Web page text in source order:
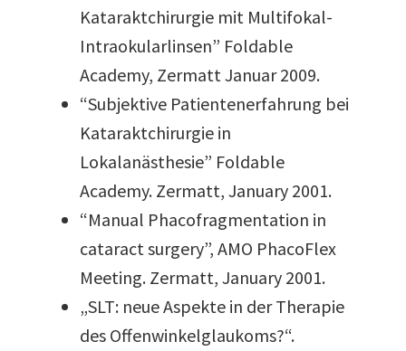
Kataraktchirurgie mit Multifokal-
Intraokularlinsen” Foldable
Academy, Zermatt Januar 2009.
“Subjektive Patientenerfahrung bei
Kataraktchirurgie in
Lokalanästhesie” Foldable
Academy. Zermatt, January 2001.
“Manual Phacofragmentation in
cataract surgery”, AMO PhacoFlex
Meeting. Zermatt, January 2001.
„SLT: neue Aspekte in der Therapie
des Offenwinkelglaukoms?“.